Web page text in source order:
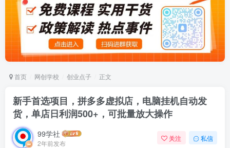
首页 网创学校 创业点子 正文
新手首选项目，拼多多虚拟店，电脑挂机自动发
货，单店日利润500+，可批量放大操作
99学社
2年前发布
关注 私信